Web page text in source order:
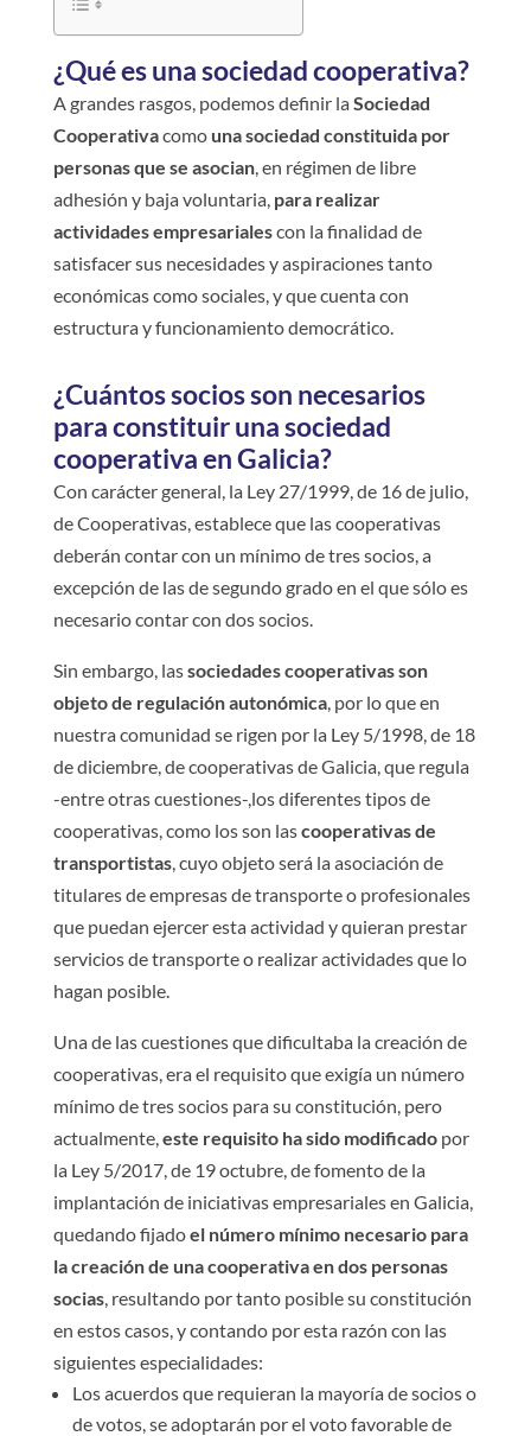
¿Qué es una sociedad cooperativa?
A grandes rasgos, podemos definir laSociedad
Cooperativacomo una sociedad constituida por
personas que se asocian, en régimen de libre
adhesión y baja voluntaria, para realizar
actividades empresarialescon la finalidad de
satisfacer sus necesidades y aspiraciones tanto
económicas como sociales, y que cuenta con
estructura y funcionamiento democrático.
¿Cuántos socios son necesarios
para constituir una sociedad
cooperativa en Galicia?
Con carácter general, la Ley 27/1999, de 16 de julio,
de Cooperativas, establece que las cooperativas
deberán contar con un mínimo de tres socios, a
excepción de las de segundo grado en el que sólo es
necesario contar con dos socios.
Sin embargo, lassociedades cooperativas son
objeto de regulación autonómica, por lo que en
nuestra comunidad se rigen por la Ley 5/1998, de 18
de diciembre, de cooperativas de Galicia, que regula
-entre otras cuestiones-,los diferentes tipos de
cooperativas, como los son lascooperativas de
transportistas, cuyo objeto será la asociación de
titulares de empresas de transporte o profesionales
que puedan ejercer esta actividad y quieran prestar
servicios de transporte o realizar actividades que lo
hagan posible.
Una de las cuestiones que dificultaba la creación de
cooperativas, era el requisito que exigía un número
mínimo de tres socios para su constitución, pero
actualmente, este requisito ha sido modificadopor
la Ley 5/2017, de 19 octubre, de fomento de la
implantación de iniciativas empresariales en Galicia,
quedando fijadoel número mínimo necesario para
la creación de una cooperativa en dos personas
socias, resultando por tanto posible su constitución
en estos casos, y contando por esta razón con las
siguientes especialidades:
Los acuerdos que requieran la mayoría de socios o
de votos, se adoptarán por el voto favorable de